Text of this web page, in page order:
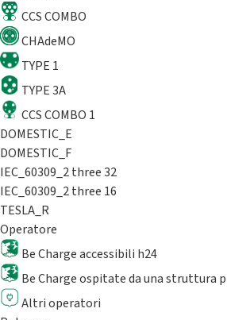
CCS COMBO
CHAdeMO
TYPE 1
TYPE 3A
CCS COMBO 1
DOMESTIC_E
DOMESTIC_F
IEC_60309_2 three 32
IEC_60309_2 three 16
TESLA_R
Operatore
Be Charge accessibili h24
Be Charge ospitate da una struttura
Altri operatori